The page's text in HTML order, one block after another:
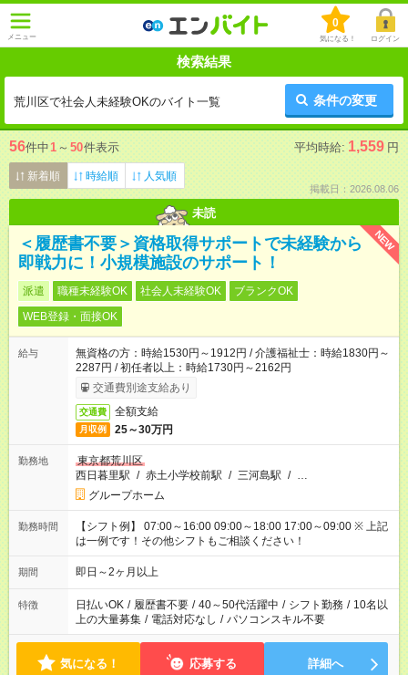
メニュー
0
気になる！ ログイン
検索結果
荒川区で社会人未経験OKのバイト一覧 条件の変更
56件中1 ～ 50件表示 平均時給: 1,559 円
新着順 時給順 人気順
掲載日：2026.08.06
未読
NEW
＜履歴書不要＞資格取得サポートで未経験から
即戦力に！小規模施設のサポート！
派遣 職種未経験OK 社会人未経験OK
ブランクOK
WEB登録・面接OK
給与
無資格の方：時給1530円～1912円 / 介護福祉士：時給1830円～
2287円 / 初任者以上：時給1730円～2162円
交通費別途支給あり
交通費 全額支給
月収例 25～30万円
勤務地
東京都荒川区
西日暮里駅 / 赤土小学校前駅 / 三河島駅 / …
グループホーム
勤務時間
【シフト例】 07:00～16:00 09:00～18:00 17:00～09:00 ※ 上記
は一例です！その他シフトもご相談ください！
期間 即日～2ヶ月以上
特徴 日払いOK / 履歴書不要 / 40～50代活躍中 / シフト勤務 / 10名以
上の大量募集 / 電話対応なし / パソコンスキル不要
気になる！ 応募する 詳細へ